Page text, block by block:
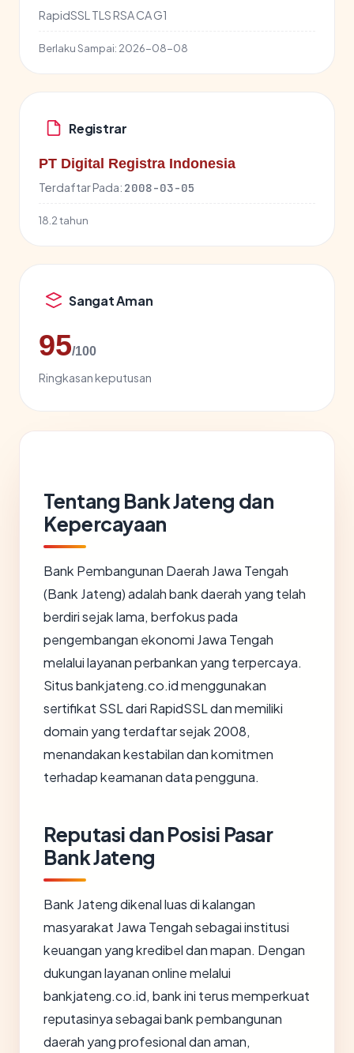
RapidSSL TLS RSA CA G1
Berlaku Sampai: 2026-08-08
Registrar
PT Digital Registra Indonesia
Terdaftar Pada: 2008-03-05
18.2 tahun
Sangat Aman
95/100
Ringkasan keputusan
Tentang Bank Jateng dan
Kepercayaan
Bank Pembangunan Daerah Jawa Tengah
(Bank Jateng) adalah bank daerah yang telah
berdiri sejak lama, berfokus pada
pengembangan ekonomi Jawa Tengah
melalui layanan perbankan yang terpercaya.
Situs bankjateng.co.id menggunakan
sertifikat SSL dari RapidSSL dan memiliki
domain yang terdaftar sejak 2008,
menandakan kestabilan dan komitmen
terhadap keamanan data pengguna.
Reputasi dan Posisi Pasar
Bank Jateng
Bank Jateng dikenal luas di kalangan
masyarakat Jawa Tengah sebagai institusi
keuangan yang kredibel dan mapan. Dengan
dukungan layanan online melalui
bankjateng.co.id, bank ini terus memperkuat
reputasinya sebagai bank pembangunan
daerah yang profesional dan aman,